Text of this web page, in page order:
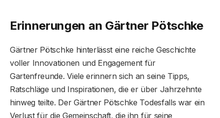
Erinnerungen an Gärtner Pötschke
Gärtner Pötschke hinterlässt eine reiche Geschichte
voller Innovationen und Engagement für
Gartenfreunde. Viele erinnern sich an seine Tipps,
Ratschläge und Inspirationen, die er über Jahrzehnte
hinweg teilte. Der Gärtner Pötschke Todesfalls war ein
Verlust für die Gemeinschaft, die ihn für seine